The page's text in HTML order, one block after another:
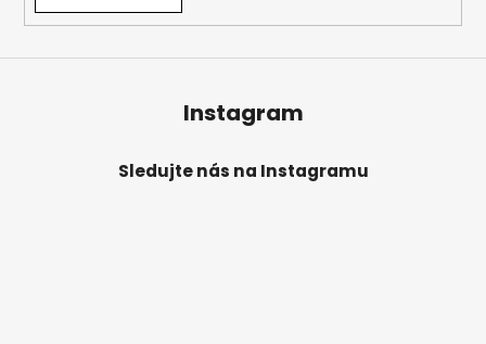
Instagram
Sledujte nás na Instagramu